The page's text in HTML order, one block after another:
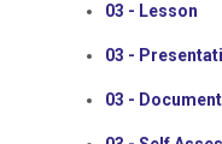
03 - Lesson
03 -
03 -